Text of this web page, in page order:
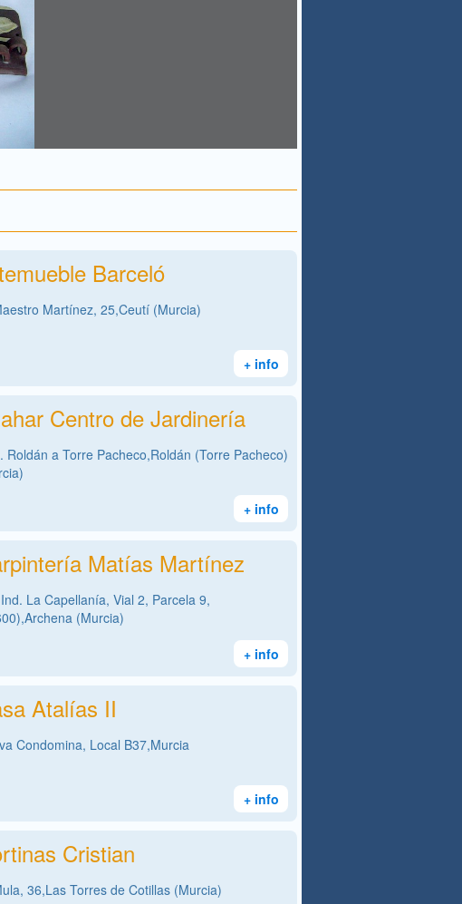
Barceló
Martínez, 25,Ceutí (Murcia)
+ info
Centro de Jardinería
Roldán a Torre Pacheco,Roldán (Torre Pacheco)
+ info
Matías Martínez
La Capellanía, Vial 2, Parcela 9,
(Murcia)
+ info
Atalías II
Condomina, Local B37,Murcia
+ info
Cristian
36,Las Torres de Cotillas (Murcia)